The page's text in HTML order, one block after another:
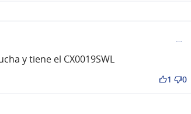
…
y tiene el CX0019SWL
1 0